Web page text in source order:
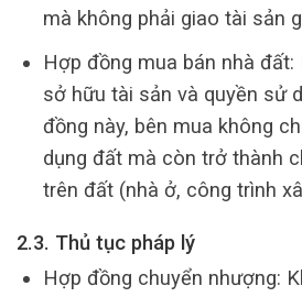
mà không phải giao tài sản
Hợp đồng mua bán nhà
sở hữu tài sản và quyền sử
đồng này, bên mua không
dụng đất mà còn trở thành
trên đất (nhà ở, công trình
2.3. Thủ tục pháp lý
Hợp đồng chuyển nhượng: